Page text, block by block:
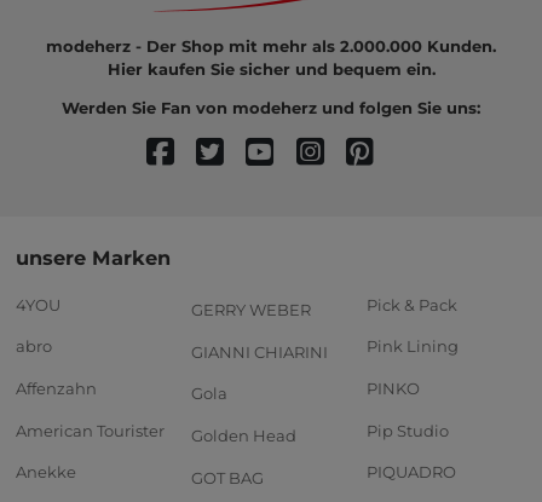
modeherz - Der Shop mit mehr als 2.000.000 Kunden.
Hier kaufen Sie sicher und bequem ein.
Werden Sie Fan von modeherz und folgen Sie uns:
unsere Marken
4YOU
abro
Affenzahn
American Tourister
Anekke
GERRY WEBER
GIANNI CHIARINI
Gola
Golden Head
GOT BAG
Pick & Pack
Pink Lining
PINKO
Pip Studio
PIQUADRO